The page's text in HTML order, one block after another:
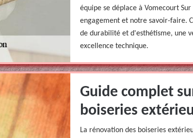
équipe se déplace à Vomecourt
engagement et notre savoir-faire.
de durabilité et d'esthétisme, une
excellence technique.
Guide complet
boiseries
La rénovation des boiseries